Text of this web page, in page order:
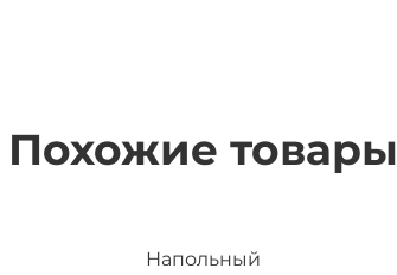
Похожие товары
Напольный